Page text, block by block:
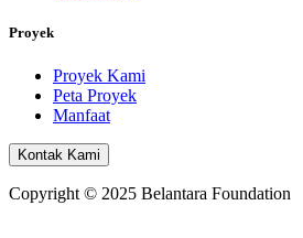
Proyek
Proyek Kami
Peta Proyek
Manfaat
Kontak Kami
Copyright © 2025 Belantara Foundation